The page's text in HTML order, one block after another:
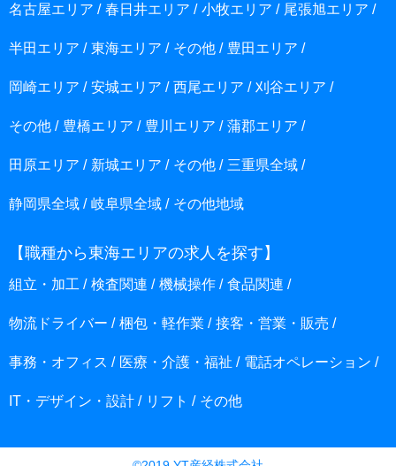
名古屋エリア 春日井エリア 小牧エリア 尾張旭エリア
半田エリア 東海エリア その他 豊田エリア
岡崎エリア 安城エリア 西尾エリア 刈谷エリア
その他 豊橋エリア 豊川エリア 蒲郡エリア
田原エリア 新城エリア その他 三重県全域
静岡県全域 岐阜県全域 その他地域
【職種から東海エリアの求人を探す】
組立・加工 検査関連 機械操作 食品関連
物流ドライバー 梱包・軽作業 接客・営業・販売
事務・オフィス 医療・介護・福祉 電話オペレーション
IT・デザイン・設計 リフト その他